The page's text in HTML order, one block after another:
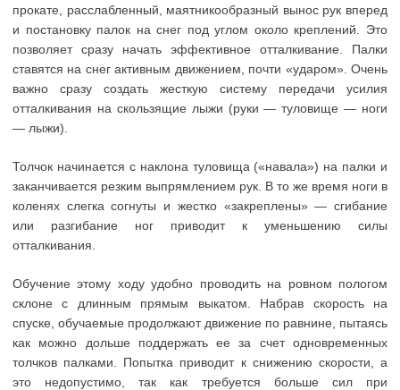
прокате, расслабленный, маятникообразный вынос рук вперед
и постановку палок на снег под углом около креплений. Это
позволяет сразу начать эффективное отталкивание. Палки
ставятся на снег активным движением, почти «ударом». Очень
важно сразу создать жесткую систему передачи усилия
отталкивания на скользящие лыжи (руки — туловище — ноги
— лыжи).
Толчок начинается с наклона туловища («навала») на палки и
заканчивается резким выпрямлением рук. В то же время ноги в
коленях слегка согнуты и жестко «закреплены» — сгибание
или разгибание ног приводит к уменьшению силы
отталкивания.
Обучение этому ходу удобно проводить на ровном пологом
склоне с длинным прямым выкатом. Набрав скорость на
спуске, обучаемые продолжают движение по равнине, пытаясь
как можно дольше поддержать ее за счет одновременных
толчков палками. Попытка приводит к снижению скорости, а
это недопустимо, так как требуется больше сил при